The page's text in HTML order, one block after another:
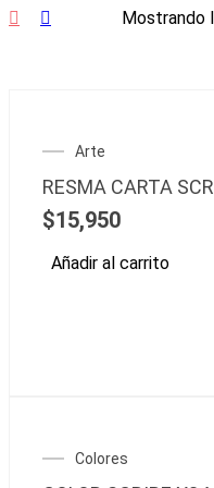
Mostrando
Arte
RESMA CARTA
$15,950
Añadir al carrito
Colores